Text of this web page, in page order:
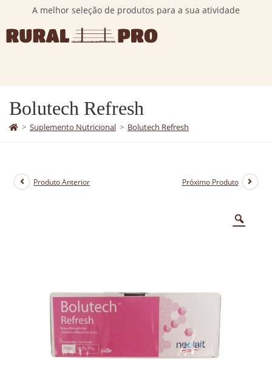
A melhor seleção de produtos para a sua atividade
Bolutech Refresh
> Suplemento Nutricional > Bolutech Refresh
Produto Anterior Próximo Produto